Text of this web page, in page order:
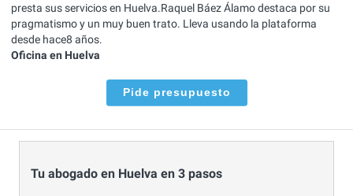
presta sus servicios en Huelva.Raquel Báez Álamo destaca por su
pragmatismo y un muy buen trato. Lleva usando la plataforma
desde hace8 años.
Oficina en Huelva
Pide presupuesto
Tu abogado en Huelva en 3 pasos